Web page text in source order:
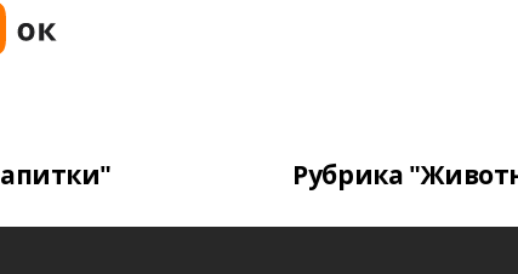
Рубрика